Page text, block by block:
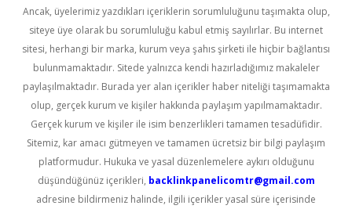
Ancak, üyelerimiz yazdıkları içeriklerin sorumluluğunu taşımakta olup,
siteye üye olarak bu sorumluluğu kabul etmiş sayılırlar. Bu internet
sitesi, herhangi bir marka, kurum veya şahıs şirketi ile hiçbir bağlantısı
bulunmamaktadır. Sitede yalnızca kendi hazırladığımız makaleler
paylaşılmaktadır. Burada yer alan içerikler haber niteliği taşımamakta
olup, gerçek kurum ve kişiler hakkında paylaşım yapılmamaktadır.
Gerçek kurum ve kişiler ile isim benzerlikleri tamamen tesadüfidir.
Sitemiz, kar amacı gütmeyen ve tamamen ücretsiz bir bilgi paylaşım
platformudur. Hukuka ve yasal düzenlemelere aykırı olduğunu
düşündüğünüz içerikleri, backlinkpanelicomtr@gmail.com
adresine bildirmeniz halinde, ilgili içerikler yasal süre içerisinde